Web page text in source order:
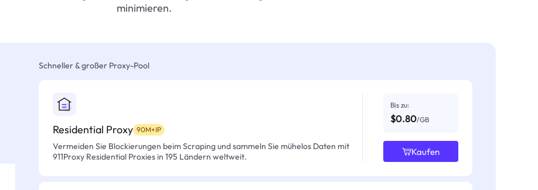
minimieren.
Schneller & großer Proxy-Pool
Residential Proxy 90M+IP
Vermeiden Sie Blockierungen beim Scraping und sammeln Sie mühelos Daten mit
911Proxy Residential Proxies in 195 Ländern weltweit.
Bis zu:
$0.80/GB
Kaufen